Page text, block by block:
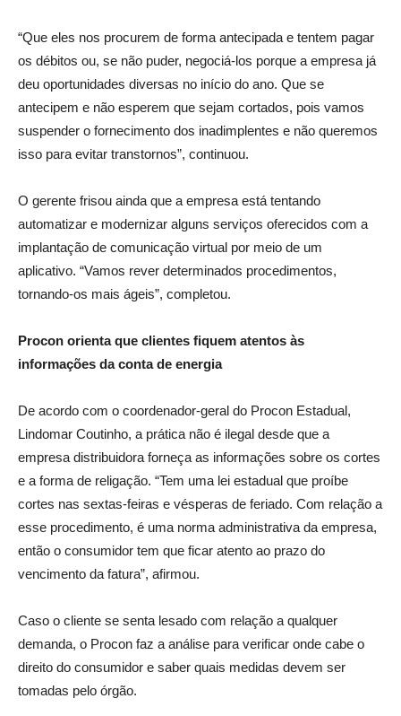
“Que eles nos procurem de forma antecipada e tentem pagar
os débitos ou, se não puder, negociá-los porque a empresa já
deu oportunidades diversas no início do ano. Que se
antecipem e não esperem que sejam cortados, pois vamos
suspender o fornecimento dos inadimplentes e não queremos
isso para evitar transtornos”, continuou.
O gerente frisou ainda que a empresa está tentando
automatizar e modernizar alguns serviços oferecidos com a
implantação de comunicação virtual por meio de um
aplicativo. “Vamos rever determinados procedimentos,
tornando-os mais ágeis”, completou.
Procon orienta que clientes fiquem atentos às
informações da conta de energia
De acordo com o coordenador-geral do Procon Estadual,
Lindomar Coutinho, a prática não é ilegal desde que a
empresa distribuidora forneça as informações sobre os cortes
e a forma de religação. “Tem uma lei estadual que proíbe
cortes nas sextas-feiras e vésperas de feriado. Com relação a
esse procedimento, é uma norma administrativa da empresa,
então o consumidor tem que ficar atento ao prazo do
vencimento da fatura”, afirmou.
Caso o cliente se senta lesado com relação a qualquer
demanda, o Procon faz a análise para verificar onde cabe o
direito do consumidor e saber quais medidas devem ser
tomadas pelo órgão.